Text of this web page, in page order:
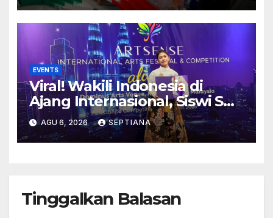
Tenggara
EVENTS
Viral! Wakili Indonesia di
Ajang Internasional, Siswi SD
Asal Bekasi Raih ArtSense
Distinction Award 2026 di
Malaysia
AGU 6, 2026 SEPTIANA
Tinggalkan Balasan